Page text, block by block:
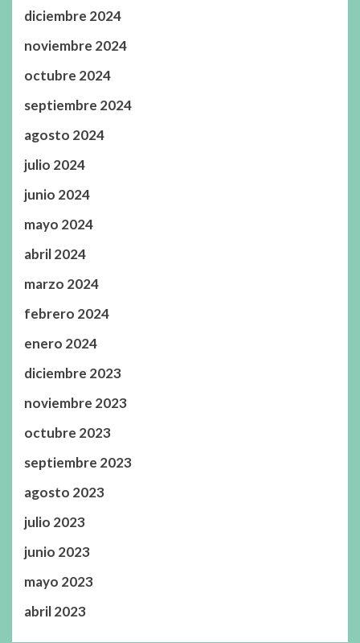
diciembre 2024
noviembre 2024
octubre 2024
septiembre 2024
agosto 2024
julio 2024
junio 2024
mayo 2024
abril 2024
marzo 2024
febrero 2024
enero 2024
diciembre 2023
noviembre 2023
octubre 2023
septiembre 2023
agosto 2023
julio 2023
junio 2023
mayo 2023
abril 2023